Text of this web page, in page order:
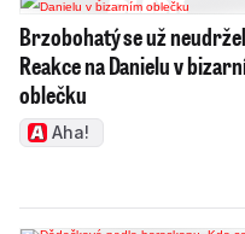
Brzobohatý se už
Reakce na Danielu v
oblečku
Aha!